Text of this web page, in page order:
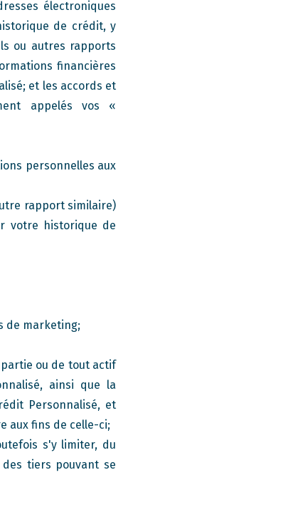
électroniques
de crédit, y
ou autres rapports
financières
et les accords et
appelés vos «
personnelles aux
rapport similaire)
votre historique de
de marketing;
ou de tout actif
ainsi que la
Personnalisé, et
aux fins de celle-ci;
s'y limiter, du
tiers pouvant se